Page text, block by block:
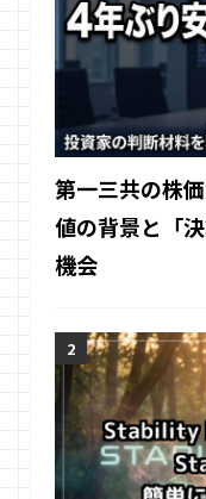
第一三共の株
値の背景と「
機会